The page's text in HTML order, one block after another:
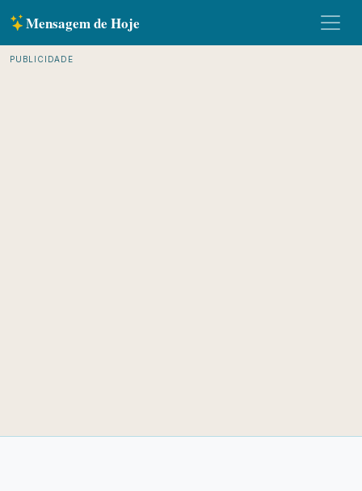
Mensagem de Hoje
PUBLICIDADE